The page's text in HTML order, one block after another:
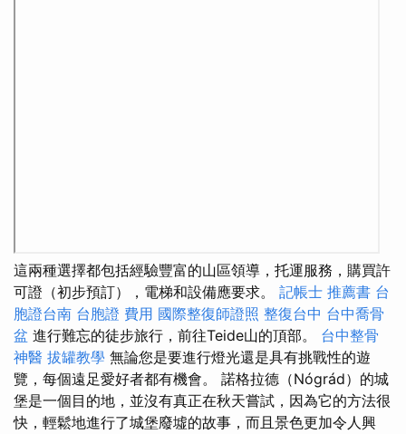
這兩種選擇都包括經驗豐富的山區領導，托運服務，購買許
可證（初步預訂），電梯和設備應要求。 記帳士 推薦書 台
胞證台南 台胞證 費用 國際整復師證照 整復台中 台中喬骨
盆 進行難忘的徒步旅行，前往Teide山的頂部。 台中整骨
神醫 拔罐教學 無論您是要進行燈光還是具有挑戰性的遊
覽，每個遠足愛好者都有機會。 諾格拉德（Nógrád）的城
堡是一個目的地，並沒有真正在秋天嘗試，因為它的方法很
快，輕鬆地進行了城堡廢墟的故事，而且景色更加令人興